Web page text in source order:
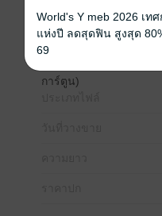
ซีรีส์
การ์ตูน)
World's Y meb 2026 เ
แห่งปี ลดสุดฟิน สูงสุด
69